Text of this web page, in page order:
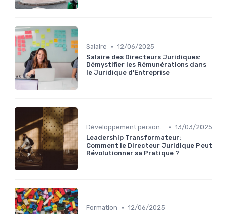
Salaire • 12/06/2025
Salaire des Directeurs Juridiques:
Démystifier les Rémunérations dans
le Juridique d'Entreprise
Développement personnel • 13/03/2025
Leadership Transformateur:
Comment le Directeur Juridique Peut
Révolutionner sa Pratique ?
Formation • 12/06/2025